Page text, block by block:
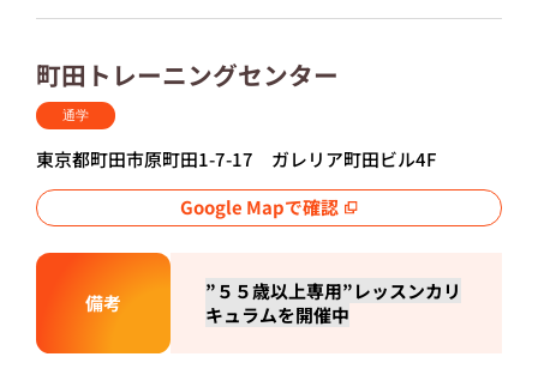
町田トレーニングセンター
通学
東京都町田市原町田1-7-17 ガレリア町田ビル4F
Google Mapで確認
備考
”５５歳以上専用”レッスンカリ
キュラムを開催中